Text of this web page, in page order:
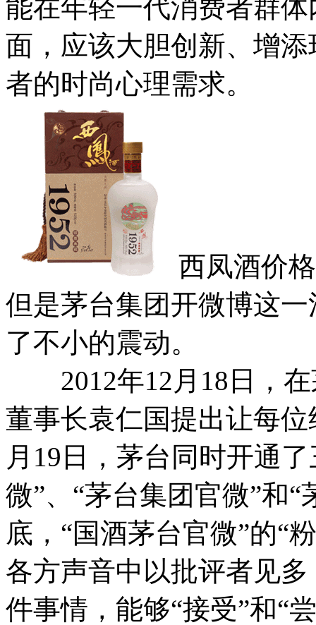
能在年轻一代消费者群
面，应该大胆创新、增
者的时尚心理需求。
西凤酒价
但是茅台集团开微博这
了不小的震动。
2012年12月18日，在
董事长袁仁国提出让每
月19日，茅台同时开通
微”、“茅台集团官微”和
底，“国酒茅台官微”的“
各方声音中以批评者见
件事情，能够“接受”和“